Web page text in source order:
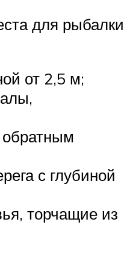
для рыбалки
от 2,5 м;
с глубиной
торчащие из